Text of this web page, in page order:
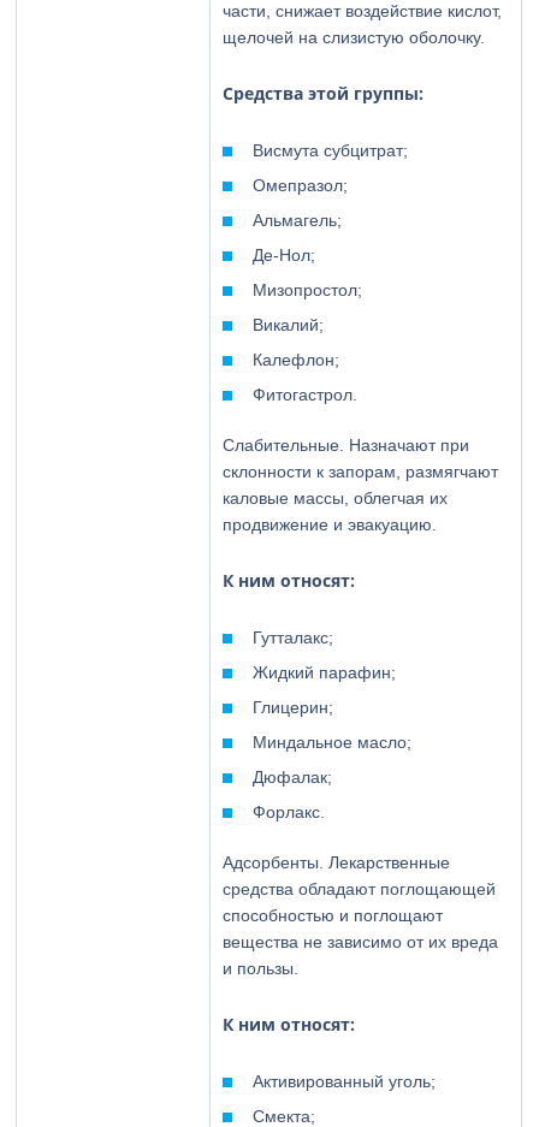
части, снижает воздействие кислот,
щелочей на слизистую оболочку.
Средства этой группы:
Висмута субцитрат;
Омепразол;
Альмагель;
Де-Нол;
Мизопростол;
Викалий;
Калефлон;
Фитогастрол.
Слабительные. Назначают при
склонности к запорам, размягчают
каловые массы, облегчая их
продвижение и эвакуацию.
К ним относят:
Гутталакс;
Жидкий парафин;
Глицерин;
Миндальное масло;
Дюфалак;
Форлакс.
Адсорбенты. Лекарственные
средства обладают поглощающей
способностью и поглощают
вещества не зависимо от их вреда
и пользы.
К ним относят:
Активированный уголь;
Смекта;